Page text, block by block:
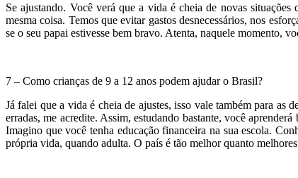
Se ajustando. Você verá que a vida é cheia de novas
mesma coisa. Temos que evitar gastos desnecessários, nos
se o seu papai estivesse bem bravo. Atenta, naquele momento,
7 – Como crianças de 9 a 12 anos podem ajudar o Brasil?
Já falei que a vida é cheia de ajustes, isso vale também para as
erradas, me acredite. Assim, estudando bastante, você
Imagino que você tenha educação financeira na sua escola.
própria vida, quando adulta. O país é tão melhor quanto